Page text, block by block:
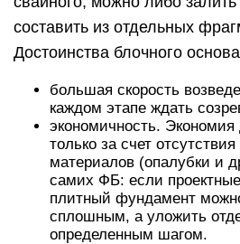
составить из отдельных
Достоинства блочного
большая скорость
каждом этапе ждать
экономичность. Экономия
только за счет
материалов (опалубки и
самих ФБ: если
плитный фундамент
сплошным, а уложить
определенным шагом.